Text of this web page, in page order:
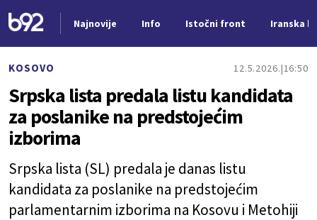
Najnovije Info Istočni front Iranska
KOSOVO 12.5.2026. 16:50
Srpska lista predala listu kandidata
za poslanike na predstojećim
izborima
Srpska lista (SL) predala je danas listu
kandidata za poslanike na predstojećim
parlamentarnim izborima na Kosovu i Metohiji